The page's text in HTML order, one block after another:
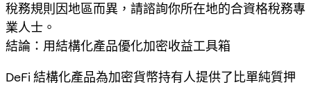
稅務規則因地區而異，請諮詢你所在地的合資格稅務專
業人士。
結論：用結構化產品優化加密收益工具箱
DeFi 結構化產品為加密貨幣持有人提供了比單純質押